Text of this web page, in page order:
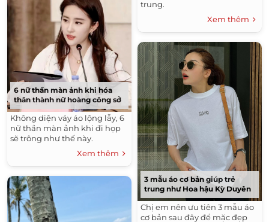
6 nữ thần màn ảnh khi hóa
thân thành nữ hoàng công sở
Không diện váy áo lộng lẫy, 6
nữ thần màn ảnh khi đi họp
sẽ trông như thế này.
Xem thêm
trung.
Xem thêm
3 mẫu áo cơ bản giúp trẻ
trung như Hoa hậu Kỳ Duyên
Chị em nên ưu tiên 3 mẫu áo
cơ bản sau đây để mặc đẹp